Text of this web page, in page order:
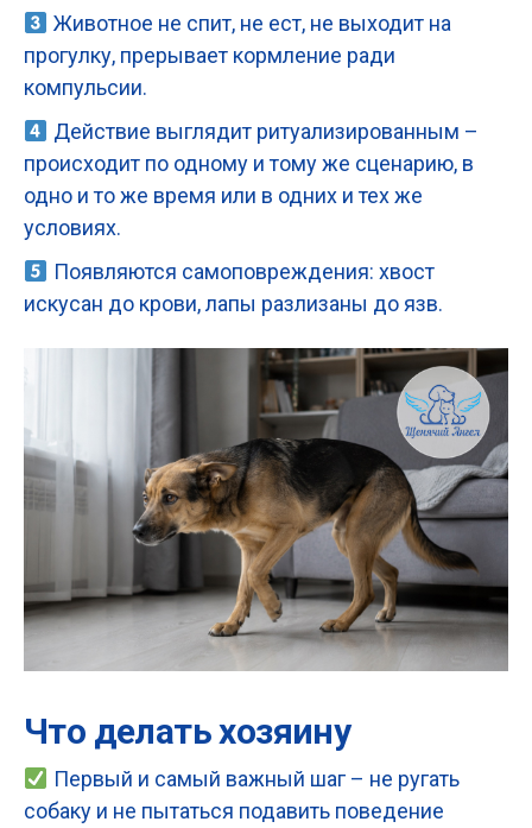
Животное не спит, не ест, не выходит на
прогулку, прерывает кормление ради
компульсии.
Действие выглядит ритуализированным –
происходит по одному и тому же сценарию, в
одно и то же время или в одних и тех же
условиях.
Появляются самоповреждения: хвост
искусан до крови, лапы разлизаны до язв.
Что делать хозяину
Первый и самый важный шаг – не ругать
собаку и не пытаться подавить поведение